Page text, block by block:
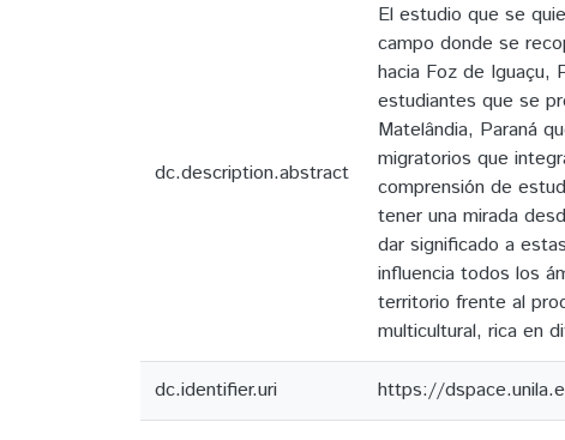
dc.description.abstract
El estudio que se
campo donde se
hacia Foz de Iguaçu,
estudiantes que se
Matelândia, Paraná
migratorios que
comprensión de
tener una mirada
dar significado a
influencia todos los
territorio frente al
multicultural, rica en
dc.identifier.uri https://